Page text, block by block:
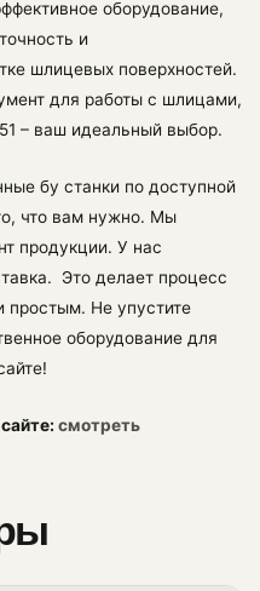
оборудование,
и
шлицевых поверхностей.
для работы с шлицами,
– ваш идеальный выбор.
бу станки по доступной
что вам нужно. Мы
продукции. У нас
Это делает процесс
простым. Не упустите
оборудование для
смотреть